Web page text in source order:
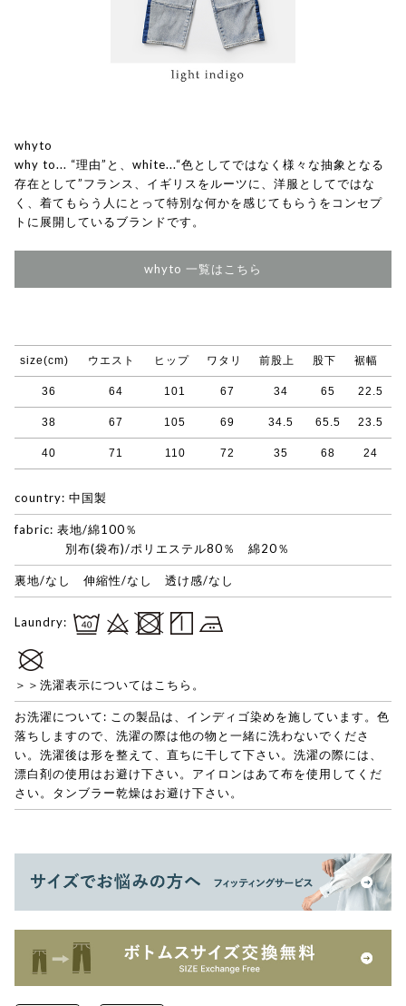
whyto
why to... “理由”と、white...“色としてではなく様々な抽象となる
存在として”フランス、イギリスをルーツに、洋服としてではな
く、着てもらう人にとって特別な何かを感じてもらうをコンセプ
トに展開しているブランドです。
whyto 一覧はこちら
size(cm) ウエスト ヒップ ワタリ 前股上 股下 裾幅
36 64 101 67 34 65 22.5
38 67 105 69 34.5 65.5 23.5
40 71 110 72 35 68 24
country: 中国製
fabric: 表地/綿100％
別布(袋布)/ポリエステル80％ 綿20％
裏地/なし 伸縮性/なし 透け感/なし
Laundry:
＞＞洗濯表示についてはこちら。
お洗濯について: この製品は、インディゴ染めを施しています。色
落ちしますので、洗濯の際は他の物と一緒に洗わないでくださ
い。洗濯後は形を整えて、直ちに干して下さい。洗濯の際には、
漂白剤の使用はお避け下さい。アイロンはあて布を使用してくだ
さい。タンブラー乾燥はお避け下さい。